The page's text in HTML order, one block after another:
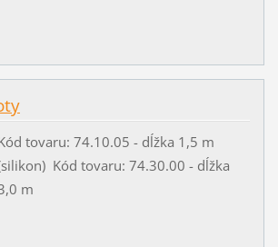
tovaru: 74.10.05 - dĺžka 1,5 m
Kód tovaru: 74.30.00 - dĺžka
m